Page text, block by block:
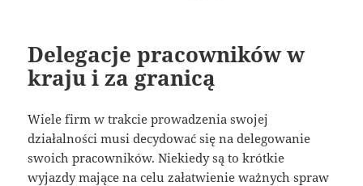
Delegacje pracowników w
kraju i za granicą
Wiele firm w trakcie prowadzenia swojej
działalności musi decydować się na delegowanie
swoich pracowników. Niekiedy są to krótkie
wyjazdy mające na celu załatwienie ważnych spraw